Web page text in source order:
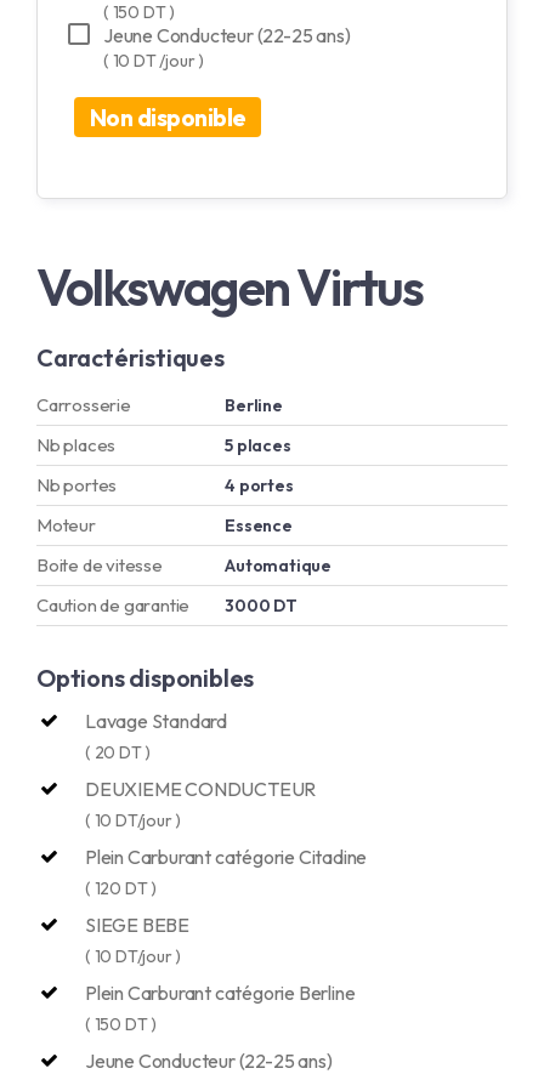
( 150 DT )
Jeune Conducteur (22-25 ans)
( 10 DT /jour )
Non disponible
Volkswagen Virtus
Caractéristiques
Carrosserie Berline
Nb places 5 places
Nb portes 4 portes
Moteur Essence
Boite de vitesse Automatique
Caution de garantie 3000 DT
Options disponibles
Lavage Standard
( 20 DT )
DEUXIEME CONDUCTEUR
( 10 DT/jour )
Plein Carburant catégorie Citadine
( 120 DT )
SIEGE BEBE
( 10 DT/jour )
Plein Carburant catégorie Berline
( 150 DT )
Jeune Conducteur (22-25 ans)